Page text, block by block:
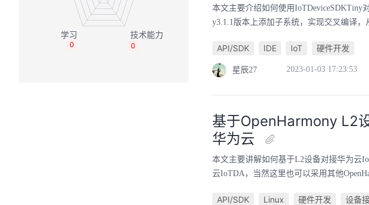
0
0
本文主要介绍如何使用IoTDeviceSDKTiny
y3.1.1版本上添加子系统，实现交叉编译
API/SDK IDE IoT 硬件开发
星辰27 2023-01-03 17:23:53
基于OpenHarmony L2
华为云
本文主要讲解如何基于L2设备对接华为云
云IoTDA，当然这里也可以采用其他
API/SDK Linux 硬件开发